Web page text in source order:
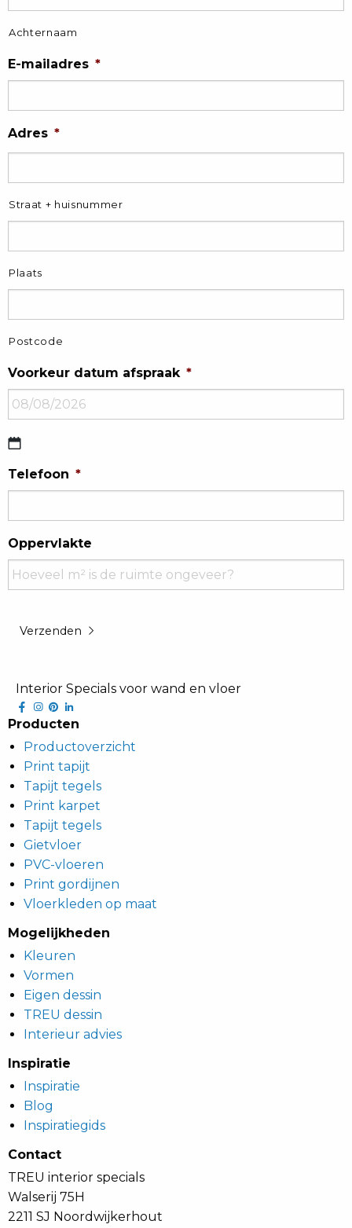
Achternaam
E-mailadres *
Adres *
Straat + huisnummer
Plaats
Postcode
Voorkeur datum afspraak *
dash
dash
JJJJ
Telefoon *
Oppervlakte
Verzenden
Interior Specials voor wand en vloer
facebook
instagram
pinterest
linkedin
Producten
Productoverzicht
Print tapijt
Tapijt tegels
Print karpet
Tapijt tegels
Gietvloer
PVC-vloeren
Print gordijnen
Vloerkleden op maat
Mogelijkheden
Kleuren
Vormen
Eigen dessin
TREU dessin
Interieur advies
Inspiratie
Inspiratie
Blog
Inspiratiegids
Contact
TREU interior specials
Walserij 75H
2211 SJ Noordwijkerhout